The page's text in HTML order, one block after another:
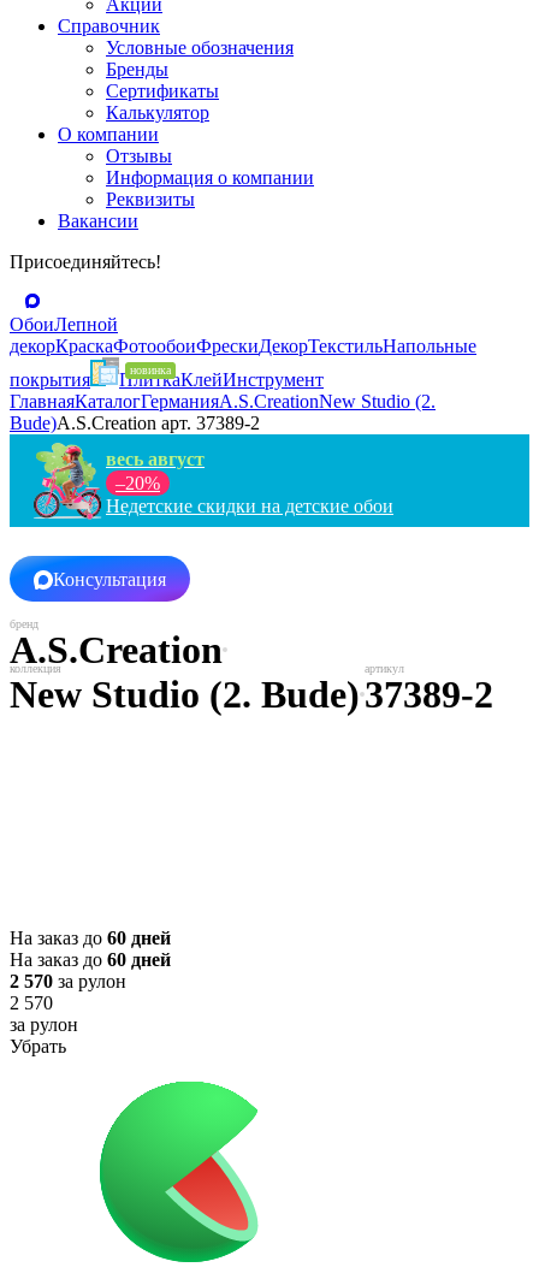
Акции
Справочник
Условные обозначения
Бренды
Сертификаты
Калькулятор
О компании
Отзывы
Информация о компании
Реквизиты
Вакансии
Присоединяйтесь!
ОбоиЛепной
декорКраскаФотообоиФрескиДекорТекстильНапольные
покрытия
ПлиткаКлейИнструмент
ГлавнаяКаталогГерманияA.S.CreationNew Studio (2.
Bude)A.S.Creation арт. 37389-2
весь август
–20%
Недетские скидки на детские обои
Консультация
A.S.Creation
New Studio (2. Bude)37389-2
На заказ до 60 дней
На заказ до 60 дней
2 570 за рулон
2 570
за рулон
Убрать